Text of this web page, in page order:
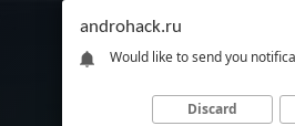
Andro
HACK
Главная Игры
androhack.ru
Would like to send you
Discard